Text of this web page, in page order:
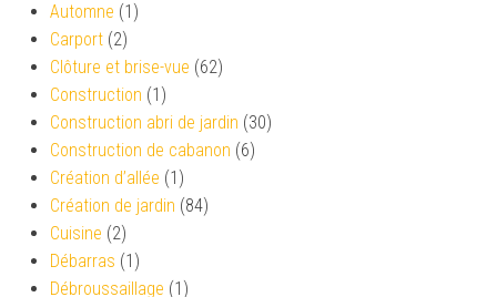
Automne (1)
Carport (2)
Clôture et brise-vue (62)
Construction (1)
Construction abri de jardin (30)
Construction de cabanon (6)
Création d’allée (1)
Création de jardin (84)
Cuisine (2)
Débarras (1)
Débroussaillage (1)